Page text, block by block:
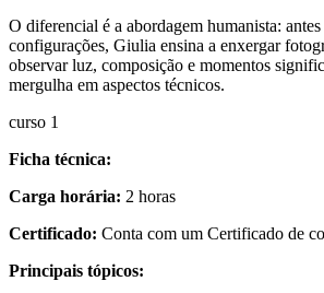
O diferencial é a abordagem humanista:
configurações, Giulia ensina a enxergar
observar luz, composição e momentos
mergulha em aspectos técnicos.
curso 1
Ficha técnica:
Carga horária: 2 horas
Certificado: Conta com um Certificado de
Principais tópicos: